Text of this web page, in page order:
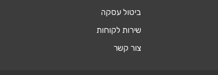
ביטול עסקה
שירות לקוחות
צור קשר